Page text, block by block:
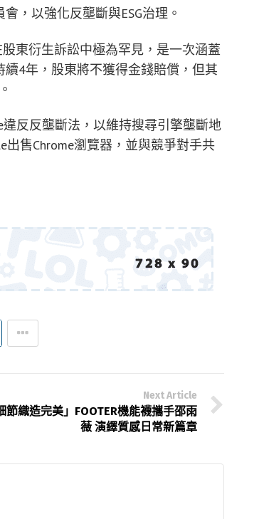
，以強化反壟斷與ESG治理。
東衍生訴訟中極為罕見，是一次涵蓋
4年，股東將不獲得金錢賠償，但其
反反壟斷法，以維持搜尋引擎壟斷地
售Chrome瀏覽器，並與競爭對手共
Next Article
節織造完美」FOOTER機能襪攜手邵雨
薇 演繹質感日常新篇章